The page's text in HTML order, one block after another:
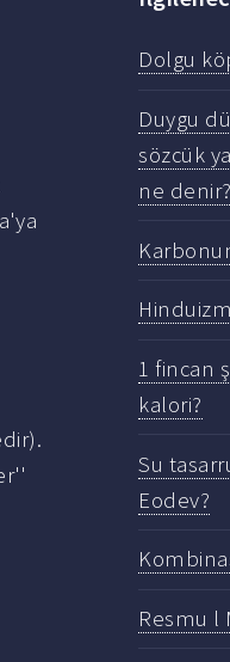
Dolgu
Duygu
sözcük
ne denir?
1 fincan
kalori?
Su
Eodev?
Resmu l